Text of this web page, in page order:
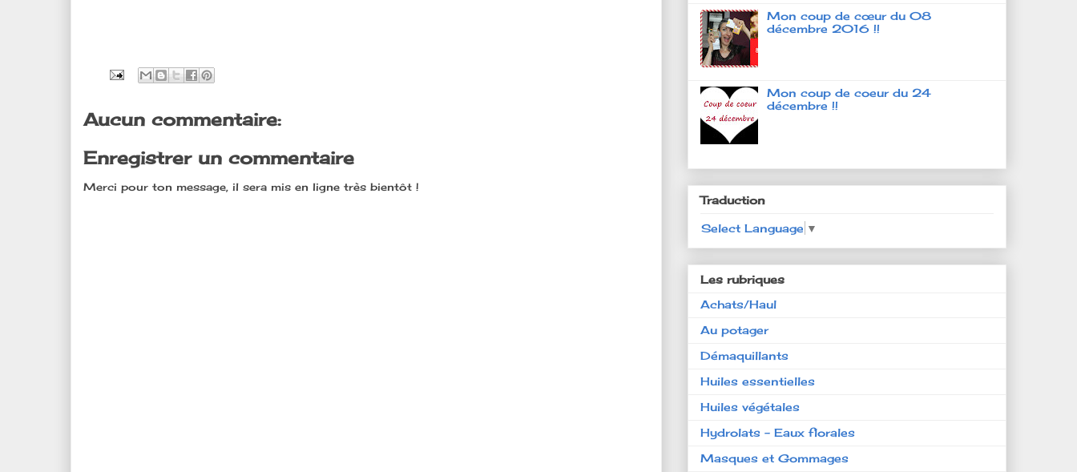
Aucun commentaire:
Enregistrer un commentaire
Merci pour ton message, il sera mis en ligne très bientôt !
Mon coup de cœur du 08
décembre 2016 !!
Mon coup de coeur du 24
décembre !!
Traduction
Select Language ▼
Les rubriques
Achats/Haul
Au potager
Démaquillants
Huiles essentielles
Huiles végétales
Hydrolats - Eaux florales
Masques et Gommages